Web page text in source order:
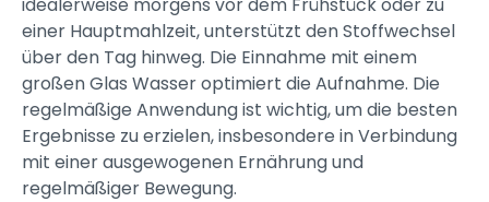
einer Hauptmahlzeit, unterstützt den Stoffwechsel
über den Tag hinweg. Die Einnahme mit einem
großen Glas Wasser optimiert die Aufnahme. Die
regelmäßige Anwendung ist wichtig, um die besten
Ergebnisse zu erzielen, insbesondere in Verbindung
mit einer ausgewogenen Ernährung und
regelmäßiger Bewegung.